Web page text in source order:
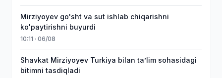
Mirziyoyev go'sht va sut ishlab chiqarishni
ko'paytirishni buyurdi
10:11 · 06/08
Shavkat Mirziyoyev Turkiya bilan taʼlim sohasidagi
bitimni tasdiqladi